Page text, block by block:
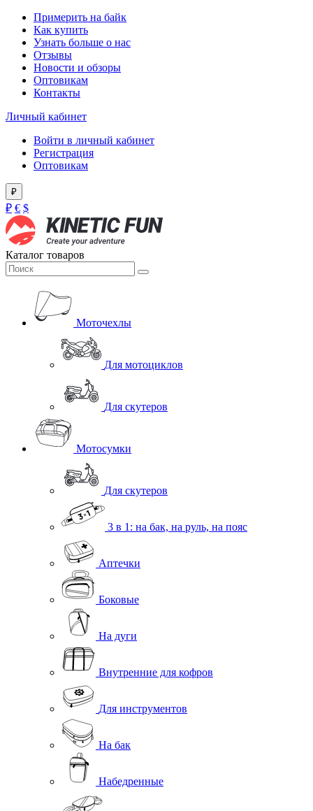
Примерить на байк
Как купить
Узнать больше о нас
Отзывы
Новости и обзоры
Оптовикам
Контакты
Личный кабинет
Войти в личный кабинет
Регистрация
Оптовикам
₽
₽ € $
Каталог товаров
Моточехлы
Для мотоциклов
Для скутеров
Мотосумки
Для скутеров
3 в 1: на бак, на руль, на пояс
Аптечки
Боковые
На дуги
Внутренние для кофров
Для инструментов
На бак
Набедренные